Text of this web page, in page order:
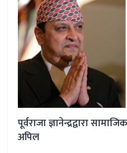
पूर्वराजा ज्ञानेन्द्रद्वारा
अपिल